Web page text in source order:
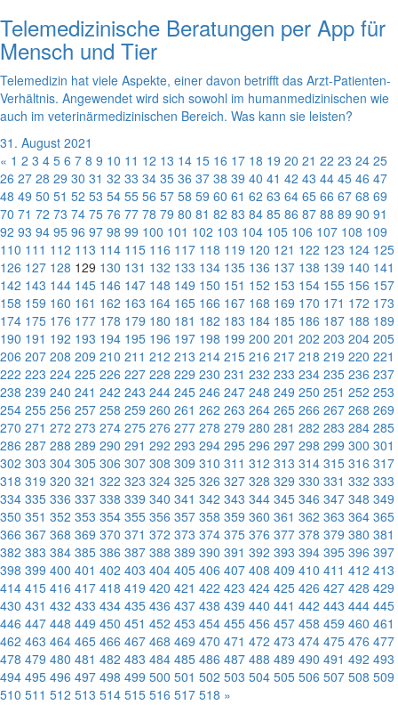
Telemedizinische Beratungen per App für
Mensch und Tier
Telemedizin hat viele Aspekte, einer davon betrifft das Arzt-Patienten-
Verhältnis. Angewendet wird sich sowohl im humanmedizinischen wie
auch im veterinärmedizinischen Bereich. Was kann sie leisten?
31. August 2021
« 1 2 3 4 5 6 7 8 9 10 11 12 13 14 15 16 17 18 19 20 21 22 23 24 25
26 27 28 29 30 31 32 33 34 35 36 37 38 39 40 41 42 43 44 45 46 47
48 49 50 51 52 53 54 55 56 57 58 59 60 61 62 63 64 65 66 67 68 69
70 71 72 73 74 75 76 77 78 79 80 81 82 83 84 85 86 87 88 89 90 91
92 93 94 95 96 97 98 99 100 101 102 103 104 105 106 107 108 109
110 111 112 113 114 115 116 117 118 119 120 121 122 123 124 125
126 127 128 129 130 131 132 133 134 135 136 137 138 139 140 141
142 143 144 145 146 147 148 149 150 151 152 153 154 155 156 157
158 159 160 161 162 163 164 165 166 167 168 169 170 171 172 173
174 175 176 177 178 179 180 181 182 183 184 185 186 187 188 189
190 191 192 193 194 195 196 197 198 199 200 201 202 203 204 205
206 207 208 209 210 211 212 213 214 215 216 217 218 219 220 221
222 223 224 225 226 227 228 229 230 231 232 233 234 235 236 237
238 239 240 241 242 243 244 245 246 247 248 249 250 251 252 253
254 255 256 257 258 259 260 261 262 263 264 265 266 267 268 269
270 271 272 273 274 275 276 277 278 279 280 281 282 283 284 285
286 287 288 289 290 291 292 293 294 295 296 297 298 299 300 301
302 303 304 305 306 307 308 309 310 311 312 313 314 315 316 317
318 319 320 321 322 323 324 325 326 327 328 329 330 331 332 333
334 335 336 337 338 339 340 341 342 343 344 345 346 347 348 349
350 351 352 353 354 355 356 357 358 359 360 361 362 363 364 365
366 367 368 369 370 371 372 373 374 375 376 377 378 379 380 381
382 383 384 385 386 387 388 389 390 391 392 393 394 395 396 397
398 399 400 401 402 403 404 405 406 407 408 409 410 411 412 413
414 415 416 417 418 419 420 421 422 423 424 425 426 427 428 429
430 431 432 433 434 435 436 437 438 439 440 441 442 443 444 445
446 447 448 449 450 451 452 453 454 455 456 457 458 459 460 461
462 463 464 465 466 467 468 469 470 471 472 473 474 475 476 477
478 479 480 481 482 483 484 485 486 487 488 489 490 491 492 493
494 495 496 497 498 499 500 501 502 503 504 505 506 507 508 509
510 511 512 513 514 515 516 517 518 »